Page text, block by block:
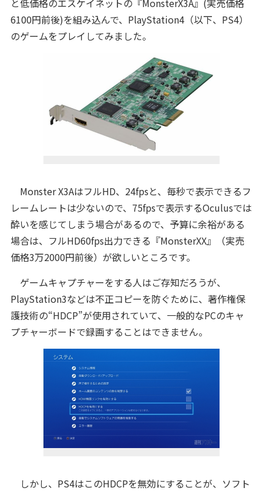
と低価格のエスケイネットの『MonsterX3A』(実売価格
6100円前後)を組み込んで、PlayStation4（以下、PS4）
のゲームをプレイしてみました。
Monster X3AはフルHD、24fpsと、毎秒で表示できるフ
レームレートは少ないので、75fpsで表示するOculusでは
酔いを感じてしまう場合があるので、予算に余裕がある
場合は、フルHD60fps出力できる『MonsterXX』（実売
価格3万2000円前後）が欲しいところです。
ゲームキャプチャーをする人はご存知だろうが、
PlayStation3などは不正コピーを防ぐために、著作権保
護技術の“HDCP”が使用されていて、一般的なPCのキャ
プチャーボードで録画することはできません。
しかし、PS4はこのHDCPを無効にすることが、ソフト